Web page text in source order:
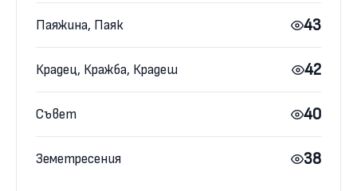
Паяжина, Паяк 43
Крадец, Кражба, Крадеш 42
Съвет 40
Земетресения 38